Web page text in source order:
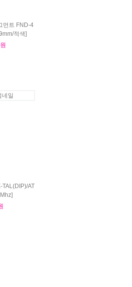
먼트 FND-4
적색]
TAL(DIP)/AT